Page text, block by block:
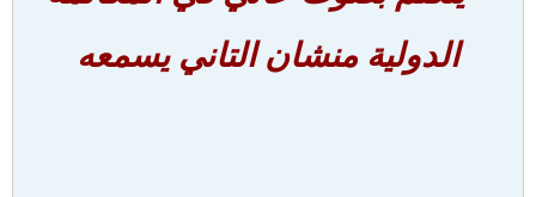
الدولية منشان التاني يسمعه